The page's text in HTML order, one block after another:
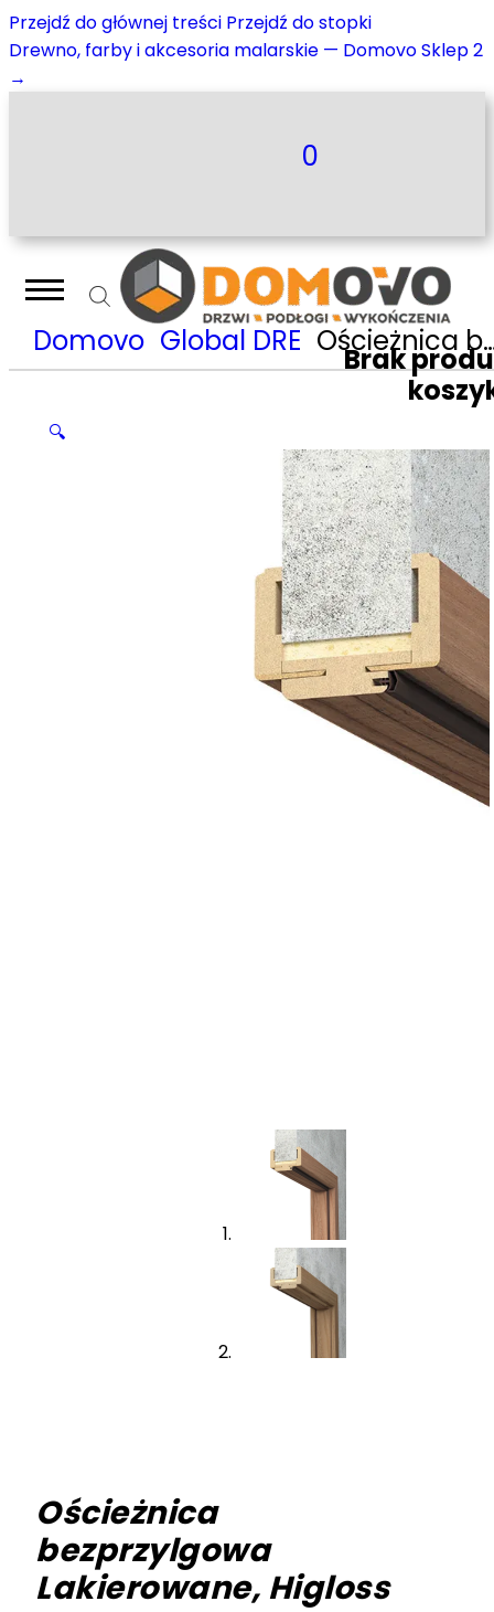
Przejdź do głównej treści Przejdź do stopki
Drewno, farby i akcesoria malarskie — Domovo Sklep 2
→
0
Brak
Domovo Global DRE Ościeżnica bezprzylgowa Lakierowane, Higloss
🔍
Ościeżnica
bezprzylgowa
Lakierowane, Higloss